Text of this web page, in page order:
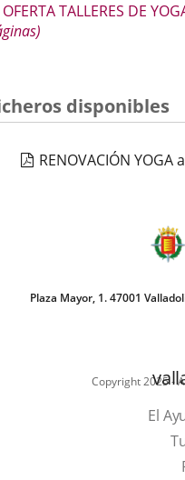
OFERTA TALLERES DE
disponibles
RENOVACIÓN
Plaza Mayor, 1. 47001
Copyright 2025 -
El